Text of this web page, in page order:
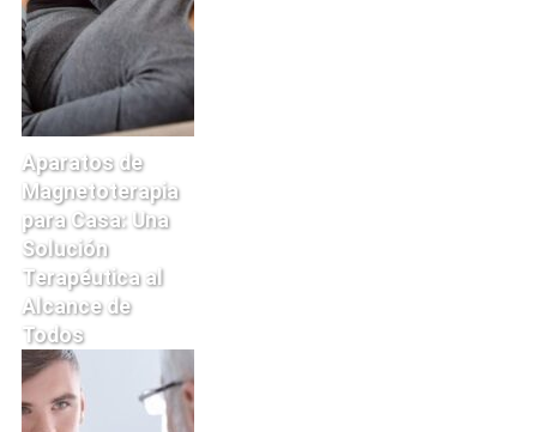
Aparatos de
Magnetoterapia
para Casa: Una
Solución
Terapéutica al
Alcance de
Todos